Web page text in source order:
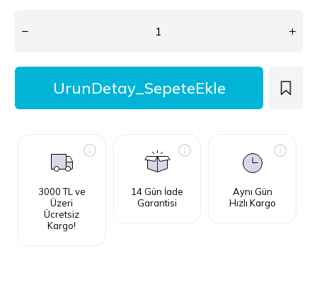
3000 TL ve
Üzeri
Ücretsiz
Kargo!
14 Gün İade
Garantisi
Aynı Gün
Hızlı Kargo